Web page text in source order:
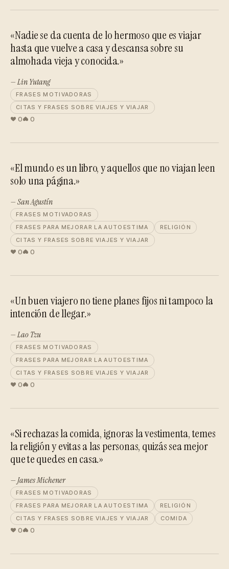
«Nadie se da cuenta de lo hermoso que es viajar
hasta que vuelve a casa y descansa sobre su
almohada vieja y conocida.»
— Lin Yutang
FRASES MOTIVADORAS
CITAS Y FRASES SOBRE VIAJES Y VIAJAR
0 0
«El mundo es un libro, y aquellos que no viajan leen
solo una página.»
— San Agustín
FRASES MOTIVADORAS
FRASES PARA MEJORAR LA AUTOESTIMA
RELIGIÓN
CITAS Y FRASES SOBRE VIAJES Y VIAJAR
0 0
«Un buen viajero no tiene planes fijos ni tampoco la
intención de llegar.»
— Lao Tzu
FRASES MOTIVADORAS
FRASES PARA MEJORAR LA AUTOESTIMA
CITAS Y FRASES SOBRE VIAJES Y VIAJAR
0 0
«Si rechazas la comida, ignoras la vestimenta, temes
la religión y evitas a las personas, quizás sea mejor
que te quedes en casa.»
— James Michener
FRASES MOTIVADORAS
FRASES PARA MEJORAR LA AUTOESTIMA
RELIGIÓN
CITAS Y FRASES SOBRE VIAJES Y VIAJAR
COMIDA
0 0